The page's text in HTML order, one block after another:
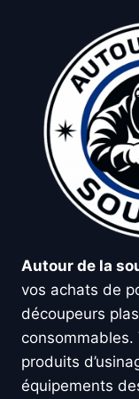
Autour de la
vos achats de
découpeurs
consommables.
produits
équipements